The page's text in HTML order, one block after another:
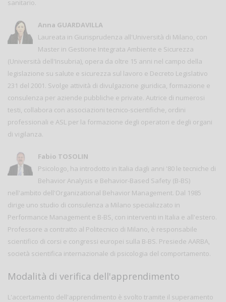
sanitario.
Anna GUARDAVILLA
Laureata in Giurisprudenza all'Università di Milano, con
Master in Gestione Integrata Ambiente e Sicurezza
(Università dell'Insubria), opera da oltre 15 anni nel campo della
legislazione su salute e sicurezza sul lavoro e Decreto Legislativo
231 del 2001. Svolge attività di divulgazione giuridica, formazione e
consulenza per aziende pubbliche e private. Autrice di numerosi
testi, collabora con associazioni tecnico-scientifiche, ordini
professionali e ASL per la formazione degli operatori e degli organi
di vigilanza.
Fabio TOSOLIN
Psicologo, ha introdotto in Italia dagli anni '80 le tecniche di
Behavior Analysis e Behavior-Based Safety (B-BS)
nell'ambito dell'Organizational Behavior Management. Dal 1985
dirige uno studio di consulenza a Milano specializzato in
Performance Management e B-BS, con interventi in Italia e all'estero.
Professore a contratto al Politecnico di Milano, è responsabile
scientifico di corsi e congressi europei sulla B-BS. Presiede AARBA,
società scientifica internazionale di psicologia del comportamento.
Modalità di verifica dell'apprendimento
L'accertamento dell'apprendimento è svolto tramite il superamento